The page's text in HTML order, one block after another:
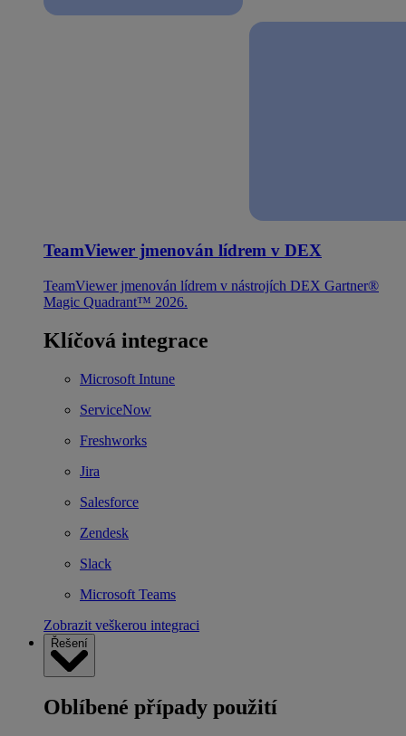
TeamViewer jmenován lídrem v DEX
TeamViewer jmenován lídrem v nástrojích DEX Gartner®
Magic Quadrant™ 2026.
Klíčová integrace
Microsoft Intune
ServiceNow
Freshworks
Jira
Salesforce
Zendesk
Slack
Microsoft Teams
Zobrazit veškerou integraci
Řešení
Oblíbené případy použití